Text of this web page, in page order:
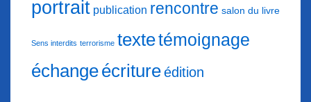
portrait publication rencontre salon du livre
Sens interdits terrorisme textetémoignage
échangeécritureédition